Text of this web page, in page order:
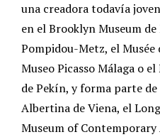
una creadora todavía
en el Brooklyn Museum
Pompidou-Metz, el Musée
Museo Picasso Málaga o
de Pekín, y forma parte
Albertina de Viena, el
Museum of Contemporary